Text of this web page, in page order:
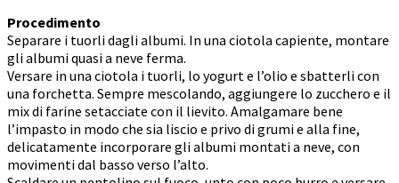
Procedimento
Separare i tuorli dagli albumi. In una ciotola capiente, montare
gli albumi quasi a neve ferma.
Versare in una ciotola i tuorli, lo yogurt e l’olio e sbatterli con
una forchetta. Sempre mescolando, aggiungere lo zucchero e il
mix di farine setacciate con il lievito. Amalgamare bene
l’impasto in modo che sia liscio e privo di grumi e alla fine,
delicatamente incorporare gli albumi montati a neve, con
movimenti dal basso verso l’alto.